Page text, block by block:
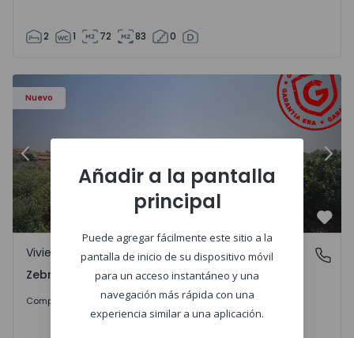
2 1 72 83 0
Nuevo
- 1566201 - 43
Vivienda Adosada T4 Idanha-a-Nova, Zebreira e Segura -
Anterior
Zebreira e Segura, Castelo Branco
Vivienda Adosada
Zebreira e Segura, Castelo Branco
Comprar 79.000 €
Añadir a la pantalla
principal
Puede agregar fácilmente este sitio a la
pantalla de inicio de su dispositivo móvil
para un acceso instantáneo y una
navegación más rápida con una
experiencia similar a una aplicación.